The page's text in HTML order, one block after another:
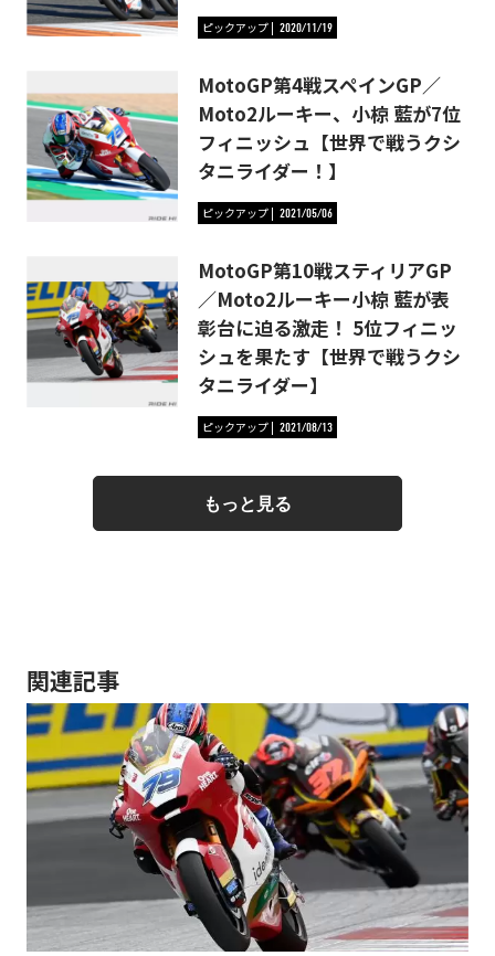
ピックアップ 2020/11/19
MotoGP第4戦スペインGP／
Moto2ルーキー、小椋 藍が7位
フィニッシュ【世界で戦うクシ
タニライダー！】
ピックアップ 2021/05/06
MotoGP第10戦スティリアGP
／Moto2ルーキー小椋 藍が表
彰台に迫る激走！ 5位フィニッ
シュを果たす【世界で戦うクシ
タニライダー】
ピックアップ 2021/08/13
もっと見る
関連記事